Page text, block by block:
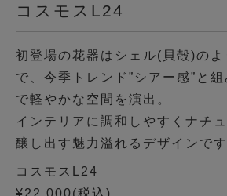
コスモスL24
初登場の花器はシェル(貝殻)のよ
で、今季トレンド”シアー感”と
で軽やかな空間を演出。
インテリアに調和しやすくナチ
醸し出す魅力溢れるデザインです
コスモスL24
¥22,000(税込)